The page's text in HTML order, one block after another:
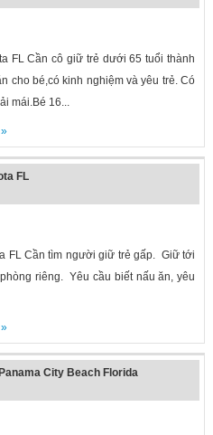
FL Cần cô giữ trẻ dưới 65 tuổi thành
cho bé,có kinh nghiệm và yêu trẻ. Có
mái.Bé 16...
FL
FL Cần tìm người giữ trẻ gấp. Giữ tới
riêng. Yêu cầu biết nấu ăn, yêu
City Beach Florida